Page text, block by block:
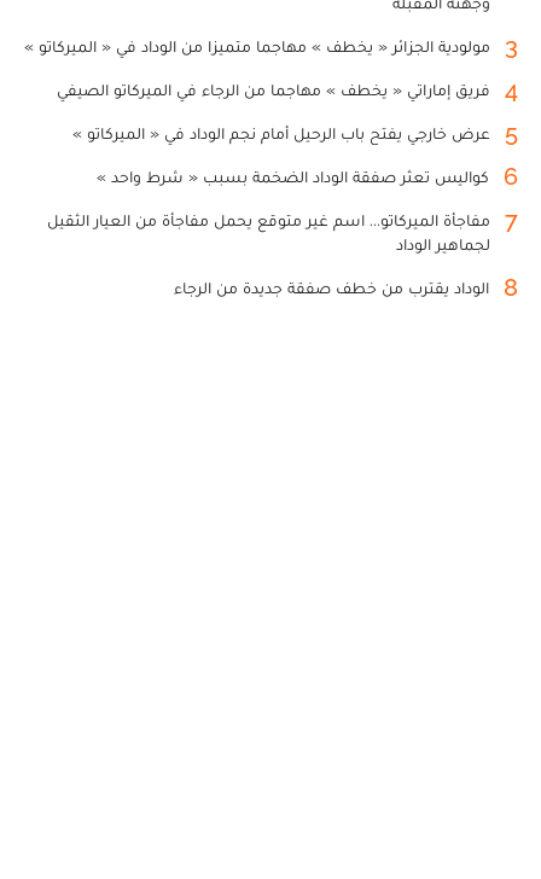
3 مولودية الجزائر « يخطف » مهاجما متميزا من الوداد في « الميركاتو »
4 فريق إماراتي « يخطف » مهاجما من الرجاء في الميركاتو الصيفي
5 عرض خارجي يفتح باب الرحيل أمام نجم الوداد في « الميركاتو »
6 كواليس تعثر صفقة الوداد الضخمة بسبب « شرط واحد »
7
مفاجأة الميركاتو... اسم غير متوقع يحمل مفاجأة من العيار الثقيل
لجماهير الوداد
8 الوداد يقترب من خطف صفقة جديدة من الرجاء